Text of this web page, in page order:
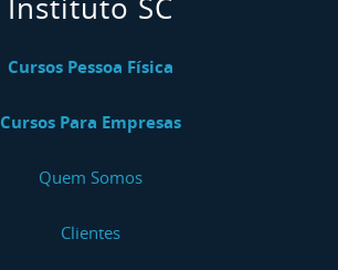
Cursos Pessoa Física
Cursos Para Empresas
Quem Somos
Clientes